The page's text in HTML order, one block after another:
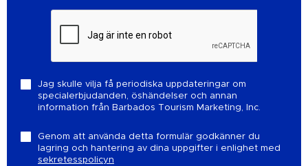
Jag skulle vilja få periodiska uppdateringar om
specialerbjudanden, öshändelser och annan
information från Barbados Tourism Marketing, Inc.
Genom att använda detta formulär godkänner du
lagring och hantering av dina uppgifter i enlighet med
sekretesspolicyn